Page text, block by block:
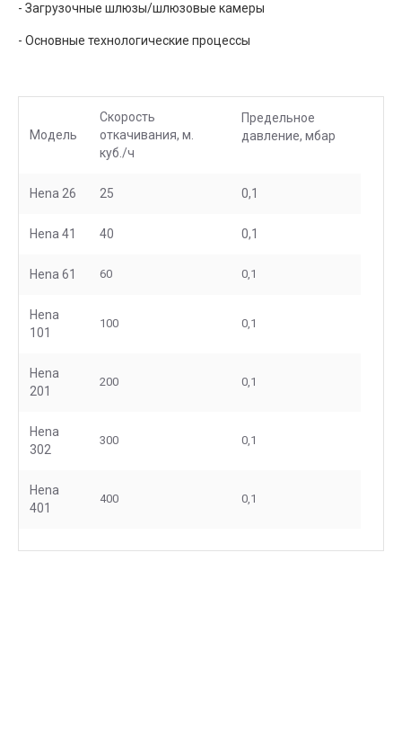
- Загрузочные шлюзы/шлюзовые камеры
- Основные технологические процессы
Модель
Скорость
откачивания, м.
куб./ч
Предельное
давление, мбар
Hena 26 25 0,1
Hena 41 40 0,1
Hena 61 60 0,1
Hena
101
100 0,1
Hena
201
200 0,1
Hena
302
300 0,1
Hena
401
400 0,1